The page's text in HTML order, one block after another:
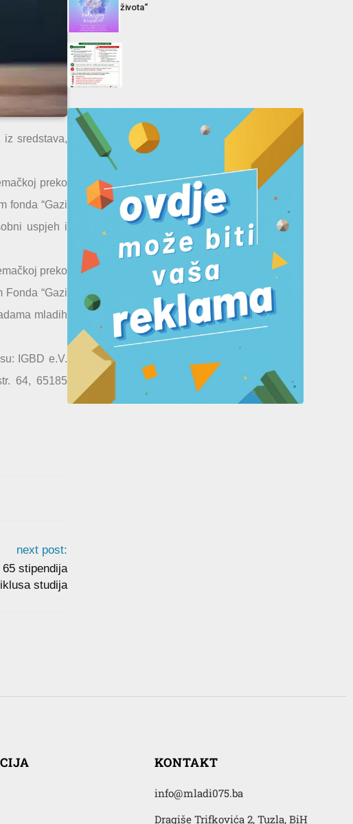
iz sredstava,
preko
fonda “Gazi
uspjeh i
preko
“Gazi
mladih
IGBD e.V.
64, 65185
next post:
stipendija
studija
života“
KONTAKT
info@mladi075.ba
Dragiše Trifkovića 2, Tuzla, BiH